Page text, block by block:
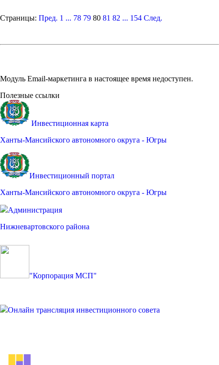
Страницы: Пред. 1 ... 78 79 80 81 82 ... 154 След.
Модуль Email-маркетинга в настоящее время недоступен.
Полезные ссылки
Инвестиционная карта
Ханты-Мансийского автономного округа - Югры
Инвестиционный портал
Ханты-Мансийского автономного округа - Югры
Администрация
Нижневартовского района
"Корпорация МСП"
Онлайн трансляция инвестиционного совета